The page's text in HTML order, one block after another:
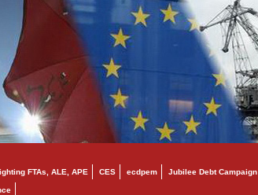
FTAs, ALE, APE CES ecdpem Jubilee Debt Campaign